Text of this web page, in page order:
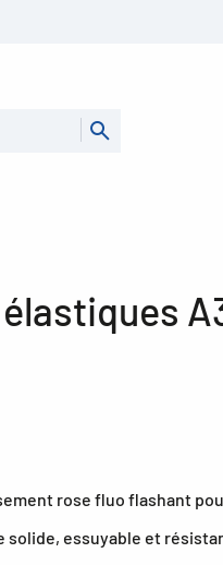
rose fluo flashant
solide, essuyable et